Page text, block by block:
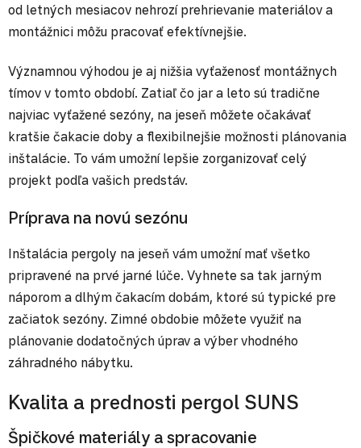
od letných mesiacov nehrozí prehrievanie materiálov a
montážnici môžu pracovať efektívnejšie.
Významnou výhodou je aj nižšia vyťaženosť montážnych
tímov v tomto období. Zatiaľ čo jar a leto sú tradične
najviac vyťažené sezóny, na jeseň môžete očakávať
kratšie čakacie doby a flexibilnejšie možnosti plánovania
inštalácie. To vám umožní lepšie zorganizovať celý
projekt podľa vašich predstáv.
Príprava na novú sezónu
Inštalácia pergoly na jeseň vám umožní mať všetko
pripravené na prvé jarné lúče. Vyhnete sa tak jarným
náporom a dlhým čakacím dobám, ktoré sú typické pre
začiatok sezóny. Zimné obdobie môžete využiť na
plánovanie dodatočných úprav a výber vhodného
záhradného nábytku.
Kvalita a prednosti pergol SUNS
Špičkové materiály a spracovanie